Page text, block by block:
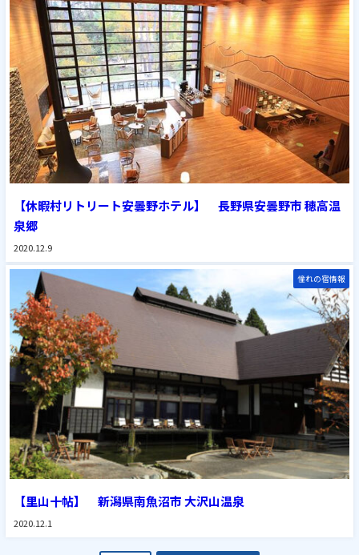
【休暇村リトリート安曇野ホテル】 長野県安曇野市 穂高温
泉郷
2020.12.9
憧れの宿情報
【里山十帖】 新潟県南魚沼市 大沢山温泉
2020.12.1